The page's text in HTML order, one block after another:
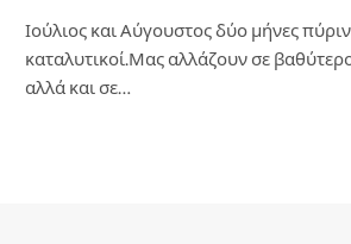
Ιούλιος και Αύγουστος δύο μήνες
καταλυτικοί.Μας αλλάζουν σε
αλλά και σε…